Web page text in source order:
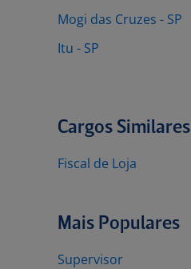
Mogi das Cruzes - SP
Itu - SP
Cargos Similares
Fiscal de Loja
Mais Populares
Supervisor